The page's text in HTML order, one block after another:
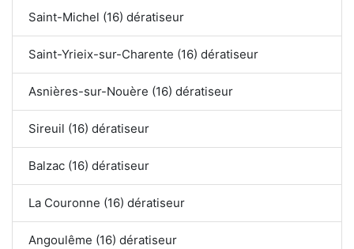
Saint-Michel (16) dératiseur
Saint-Yrieix-sur-Charente (16) dératiseur
Asnières-sur-Nouère (16) dératiseur
Sireuil (16) dératiseur
Balzac (16) dératiseur
La Couronne (16) dératiseur
Angoulême (16) dératiseur